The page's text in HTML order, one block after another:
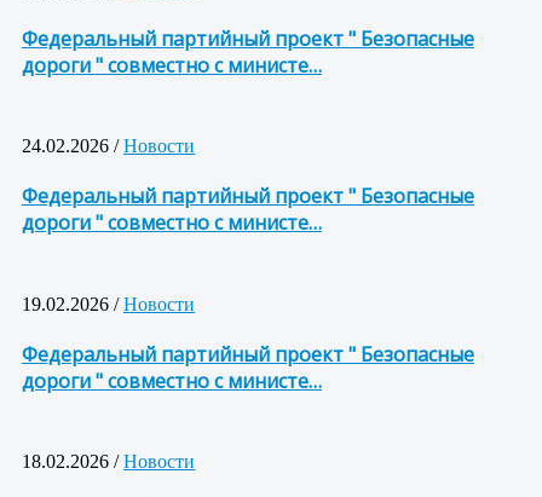
Федеральный партийный проект " Безопасные
дороги " совместно с министе…
24.02.2026 /Новости
Федеральный партийный проект " Безопасные
дороги " совместно с министе…
19.02.2026 /Новости
Федеральный партийный проект " Безопасные
дороги " совместно с министе…
18.02.2026 /Новости